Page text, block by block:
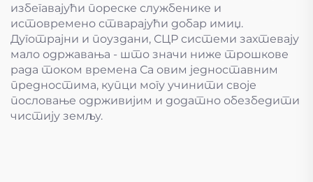
избегавајући пореске службенике и
истовремено стварајући добар имиџ.
Дуготрајни и поуздани, СЦР системи захтевају
мало одржавања - што значи ниже трошкове
рада током времена Са овим једноставним
предностима, купци могу учинити своје
пословање одрживијим и додатно обезбедити
чистију земљу.